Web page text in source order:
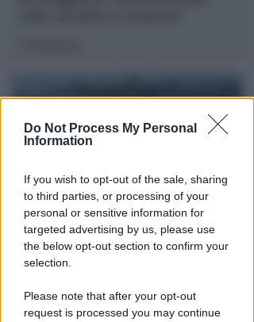
Do Not Process My Personal
Information
If you wish to opt-out of the sale, sharing
to third parties, or processing of your
personal or sensitive information for
targeted advertising by us, please use
the below opt-out section to confirm your
selection.
Please note that after your opt-out
request is processed you may continue
PER LA MESSA DEL PONTEFICE
Papa Leone XIV a Rimini: iniziati
i lavori di allestimento a
diRedazione